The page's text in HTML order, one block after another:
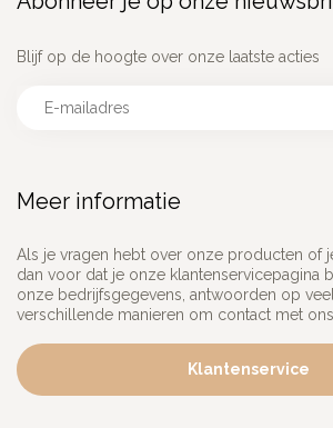
Meer informatie
Als je vragen hebt over onze producten of
dan voor dat je onze klantenservicepagina
onze bedrijfsgegevens, antwoorden op
verschillende manieren om contact met
Klantenservice
Blijf op de hoogte over onze laatste acties